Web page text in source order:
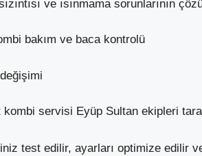
ve ısınmama sorunlarının
bakım ve baca kontrolü
servisi Eyüp Sultan ekipleri
test edilir, ayarları optimize edilir